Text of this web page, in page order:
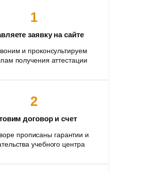
1
заявку на сайте
и проконсультируем
получения аттестации
2
договор и счет
прописаны гарантии и
учебного центра